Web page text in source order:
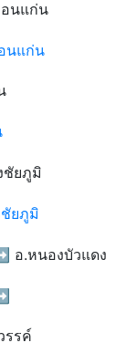
นแก่น
ยภูมิ